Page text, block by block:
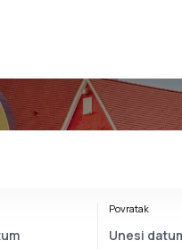
Povratak